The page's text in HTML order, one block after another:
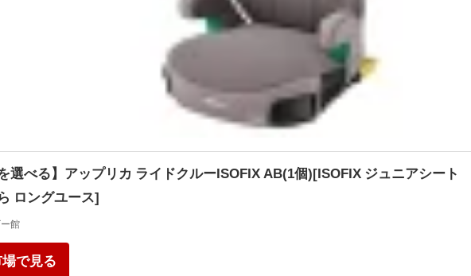
を選べる】アップリカ ライドクルーISOFIX AB(1個)[ISOFIX ジュニアシート
ロングユース]
館
で見る